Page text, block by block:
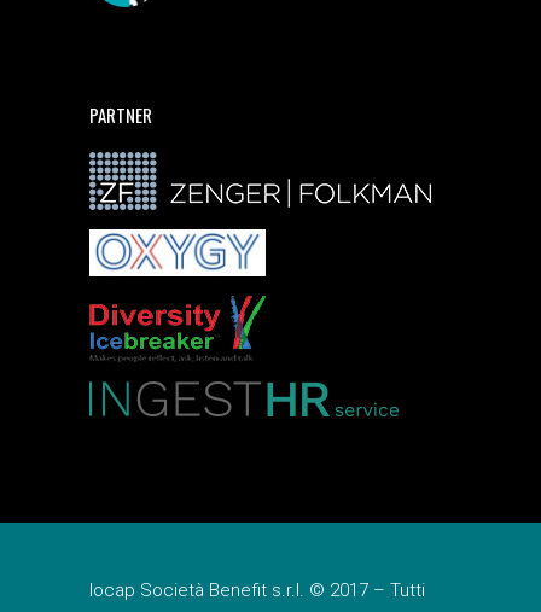
PARTNER
Iocap Società Benefit s.r.l. © 2017 – Tutti